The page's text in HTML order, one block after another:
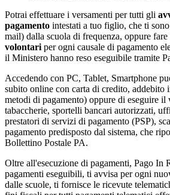
Potrai effettuare i versamenti per tutti gli
pagamento intestati a tuo figlio, che ti
mail) dalla scuola di frequenza, oppure fare
volontari per ogni causale di pagamento
il Ministero hanno reso eseguibile tramite
Accedendo con PC, Tablet, Smartphone
subito online con carta di credito, addebito
metodi di pagamento) oppure di eseguire il
tabaccherie, sportelli bancari autorizzati,
prestatori di servizi di pagamento (PSP),
pagamento predisposto dal sistema, che
Bollettino Postale PA.
Oltre all'esecuzione di pagamenti, Pago In
pagamenti eseguibili, ti avvisa per ogni
dalle scuole, ti fornisce le ricevute